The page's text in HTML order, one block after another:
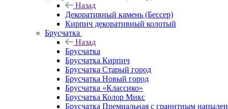
Назад
Декоративный камень (Бессер)
Кирпич декоративный колотый
Брусчатка
Назад
Брусчатка
Брусчатка Кирпич
Брусчатка Старый город
Брусчатка Новый город
Брусчатка «Классико»
Брусчатка Колор Микс
Брусчатка Премиальная с гранитным